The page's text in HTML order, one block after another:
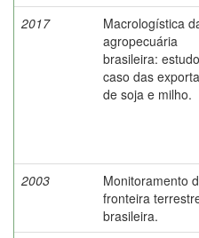
2017
Macrologística
agropecuária
brasileira:
caso das
de soja e milho.
2003
Monitoramento
fronteira
brasileira.